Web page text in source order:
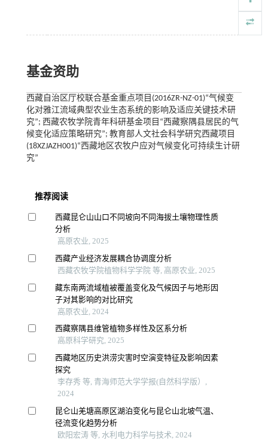
基金资助
西藏自治区厅校联合基金重点项目(2016ZR-NZ-01)“气候变
化对雅江流域典型农业生态系统的影响及适应关键技术研
究”; 西藏农牧学院青年科研基金项目“西藏察隅县居民的气
候变化适应策略研究”; 教育部人文社会科学研究西藏项目
(18XZJAZH001)“西藏地区农牧户应对气候变化可持续生计研
究”